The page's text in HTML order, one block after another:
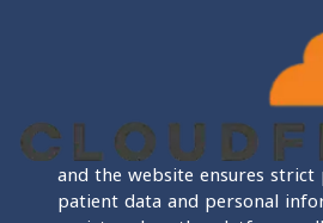
and the website ensures
patient data and personal